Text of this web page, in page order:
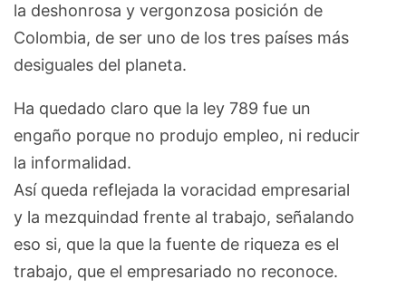
la deshonrosa y vergonzosa posición de
Colombia, de ser uno de los tres países más
desiguales del planeta.
Ha quedado claro que la ley 789 fue un
engaño porque no produjo empleo, ni reducir
la informalidad.
Así queda reflejada la voracidad empresarial
y la mezquindad frente al trabajo, señalando
eso si, que la que la fuente de riqueza es el
trabajo, que el empresariado no reconoce.